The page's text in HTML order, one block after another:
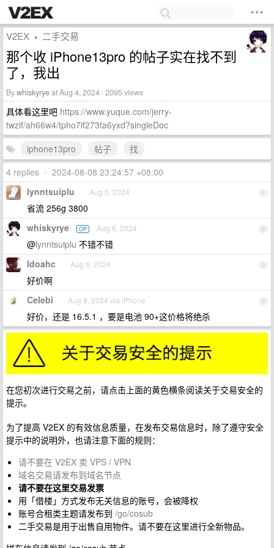
V2EX › 二手交易
那个收 iPhone13pro 的帖子实在找不到
了，我出
Bywhiskyryeat Aug 4, 2024 · 2095 views
具体看这里吧 https://www.yuque.com/jerry-
twzif/ah66w4/tpho7if273ta6yxd?singleDoc
iphone13pro
帖子
找
4 replies • 2024-08-08 23:24:57 +08:00
1
lynntsuiplu Aug 5, 2024
省流 256g 3800
2
whiskyrye OP Aug 6, 2024
@lynntsuiplu 不错不错
3
Idoahc Aug 6, 2024
好价啊
4
Celebi Aug 8, 2024 via iPhone
好价，还是 16.5.1 ，要是电池 90+这价格将绝杀
在您初次进行交易之前，请点击上面的黄色横条阅读关于交易安全的
提示。
为了提高 V2EX 的有效信息质量，在发布交易信息时，除了遵守安全
提示中的说明外，也请注意下面的规则：
请不要在 V2EX 卖 VPS / VPN
域名交易请发布到域名节点
请不要在这里交易发票
用「借楼」方式发布无关信息的账号，会被降权
账号合租类主题请发布到 /go/cosub
二手交易是用于出售自用物件。请不要在这里进行全新物品。